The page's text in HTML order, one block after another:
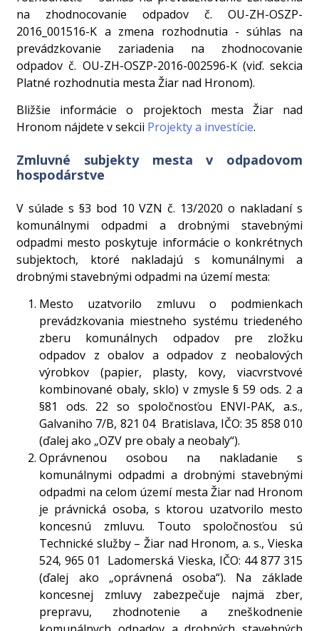
na zhodnocovanie odpadov č. OU-ZH-OSZP-
2016_001516-K a zmena rozhodnutia - súhlas na
prevádzkovanie zariadenia na zhodnocovanie
odpadov č. OU-ZH-OSZP-2016-002596-K (viď. sekcia
Platné rozhodnutia mesta Žiar nad Hronom).
Bližšie informácie o projektoch mesta Žiar nad
Hronom nájdete v sekcii Projekty a investície.
Zmluvné subjekty mesta v odpadovom
hospodárstve
V súlade s §3 bod 10 VZN č. 13/2020 o nakladaní s
komunálnymi odpadmi a drobnými stavebnými
odpadmi mesto poskytuje informácie o konkrétnych
subjektoch, ktoré nakladajú s komunálnymi a
drobnými stavebnými odpadmi na území mesta:
Mesto uzatvorilo zmluvu o podmienkach
prevádzkovania miestneho systému triedeného
zberu komunálnych odpadov pre zložku
odpadov z obalov a odpadov z neobalových
výrobkov (papier, plasty, kovy, viacvrstvové
kombinované obaly, sklo) v zmysle § 59 ods. 2 a
§81 ods. 22 so spoločnosťou ENVI-PAK, a.s.,
Galvaniho 7/B, 821 04 Bratislava, IČO: 35 858 010
(ďalej ako „OZV pre obaly a neobaly“).
Oprávnenou osobou na nakladanie s
komunálnymi odpadmi a drobnými stavebnými
odpadmi na celom území mesta Žiar nad Hronom
je právnická osoba, s ktorou uzatvorilo mesto
koncesnú zmluvu. Touto spoločnosťou sú
Technické služby – Žiar nad Hronom, a. s., Vieska
524, 965 01 Ladomerská Vieska, IČO: 44 877 315
(ďalej ako „oprávnená osoba“). Na základe
koncesnej zmluvy zabezpečuje najmä zber,
prepravu, zhodnotenie a zneškodnenie